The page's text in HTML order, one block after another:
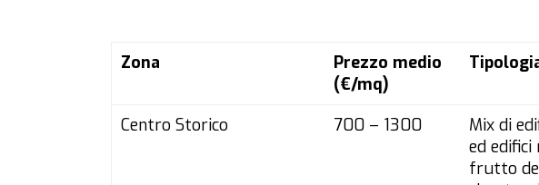
Zona
Prezzo medio
(€/mq)
Centro Storico 700 – 1300
Mix di
ed edifici
frutto